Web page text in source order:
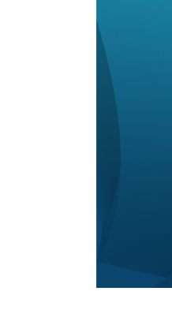
10:57
18:15
17:40
16:33